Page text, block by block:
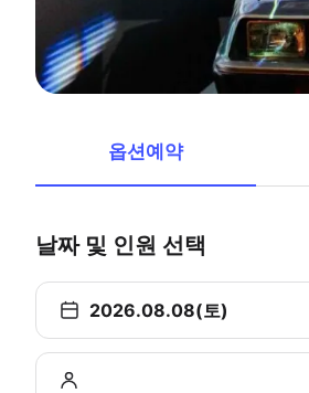
옵션예약
날짜 및 인원 선택
2026.08.08(토)